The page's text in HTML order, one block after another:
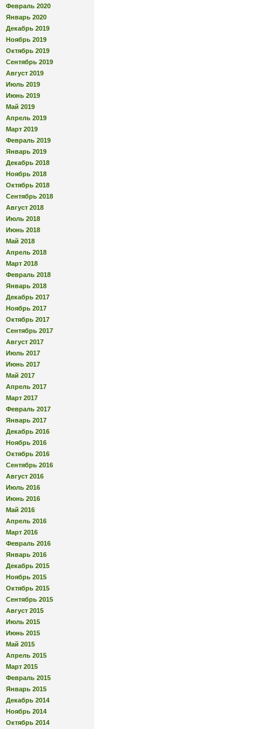
Февраль 2020
Январь 2020
Декабрь 2019
Ноябрь 2019
Октябрь 2019
Сентябрь 2019
Август 2019
Июль 2019
Июнь 2019
Май 2019
Апрель 2019
Март 2019
Февраль 2019
Январь 2019
Декабрь 2018
Ноябрь 2018
Октябрь 2018
Сентябрь 2018
Август 2018
Июль 2018
Июнь 2018
Май 2018
Апрель 2018
Март 2018
Февраль 2018
Январь 2018
Декабрь 2017
Ноябрь 2017
Октябрь 2017
Сентябрь 2017
Август 2017
Июль 2017
Июнь 2017
Май 2017
Апрель 2017
Март 2017
Февраль 2017
Январь 2017
Декабрь 2016
Ноябрь 2016
Октябрь 2016
Сентябрь 2016
Август 2016
Июль 2016
Июнь 2016
Май 2016
Апрель 2016
Март 2016
Февраль 2016
Январь 2016
Декабрь 2015
Ноябрь 2015
Октябрь 2015
Сентябрь 2015
Август 2015
Июль 2015
Июнь 2015
Май 2015
Апрель 2015
Март 2015
Февраль 2015
Январь 2015
Декабрь 2014
Ноябрь 2014
Октябрь 2014